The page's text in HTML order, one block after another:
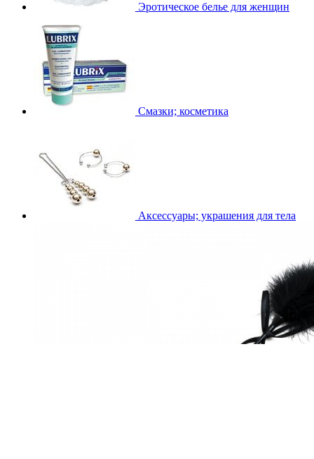
Эротическое белье для женщин
Смазки; косметика
Аксессуары; украшения для тела